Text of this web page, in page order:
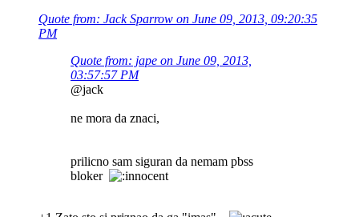
Quote from: Jack Sparrow on June 09, 2013, 09:20:35
PM
Quote from: jape on June 09, 2013,
03:57:57 PM
@jack
ne mora da znaci,
prilicno sam siguran da nemam pbss
bloker